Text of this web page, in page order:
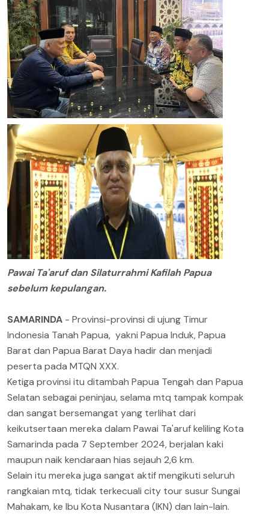
Pawai Ta'aruf dan Silaturrahmi Kafilah Papua
sebelum kepulangan.
SAMARINDA - Provinsi-provinsi di ujung Timur
Indonesia Tanah Papua, yakni Papua Induk, Papua
Barat dan Papua Barat Daya hadir dan menjadi
peserta pada MTQN XXX.
Ketiga provinsi itu ditambah Papua Tengah dan Papua
Selatan sebagai peninjau, selama mtq tampak kompak
dan sangat bersemangat yang terlihat dari
keikutsertaan mereka dalam Pawai Ta'aruf keliling Kota
Samarinda pada 7 September 2024, berjalan kaki
maupun naik kendaraan hias sejauh 2,6 km.
Selain itu mereka juga sangat aktif mengikuti seluruh
rangkaian mtq, tidak terkecuali city tour susur Sungai
Mahakam, ke Ibu Kota Nusantara (IKN) dan lain-lain.